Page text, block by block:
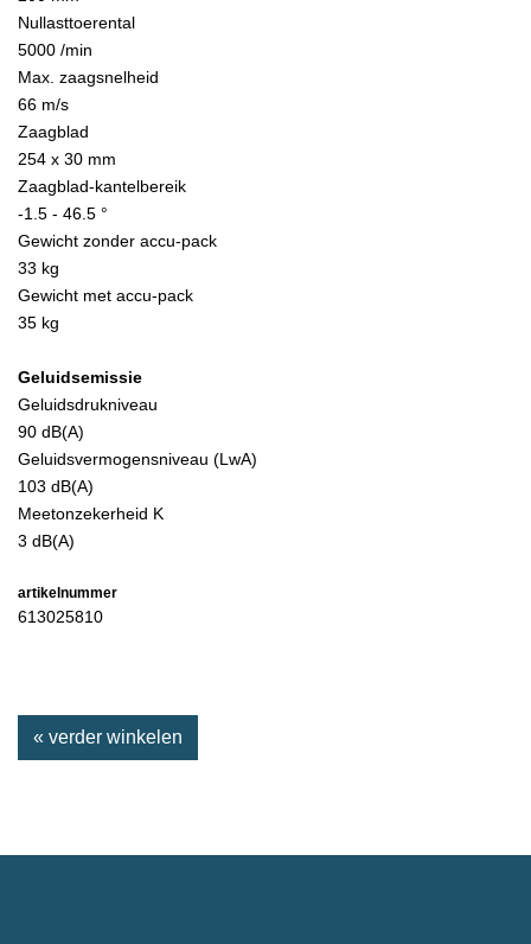
Nullasttoerental
5000 /min
Max. zaagsnelheid
66 m/s
Zaagblad
254 x 30 mm
Zaagblad-kantelbereik
-1.5 - 46.5 °
Gewicht zonder accu-pack
33 kg
Gewicht met accu-pack
35 kg
Geluidsemissie
Geluidsdrukniveau
90 dB(A)
Geluidsvermogensniveau (LwA)
103 dB(A)
Meetonzekerheid K
3 dB(A)
artikelnummer
613025810
« verder winkelen